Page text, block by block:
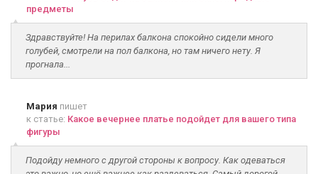
предметы
Здравствуйте! На перилах балкона спокойно сидели много
голубей, смотрели на пол балкона, но там ничего нету. Я
прогнала...
Мария пишет
к статье: Какое вечернее платье подойдет для вашего типа
фигуры
Подойду немного с другой стороны к вопросу. Как одеваться